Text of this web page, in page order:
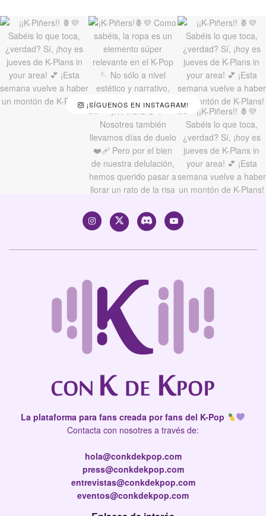
¡SÍGUENOS EN INSTAGRAM!
La plataforma para fans creada por fans del K-Pop
Contacta con nosotres a través de:
hola@conkdekpop.com
press@conkdekpop.com
entrevistas@conkdekpop.com
eventos@conkdekpop.com